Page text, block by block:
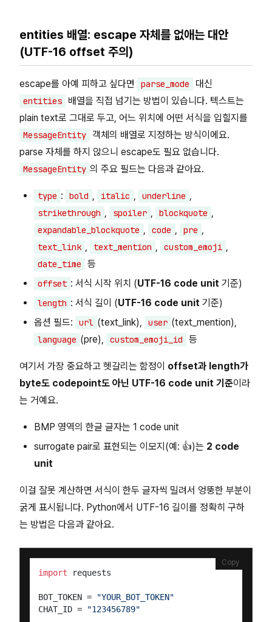
entities 배열: escape 자체를 없애는 대안
(UTF-16 offset 주의)
escape를 아예 피하고 싶다면 parse_mode 대신
entities
배열을 직접 넘기는 방법이 있습니다. 텍스트는
plain text로 그대로 두고, 어느 위치에 어떤 서식을 입힐지를
MessageEntity 객체의 배열로 지정하는 방식이에요.
parse 자체를 하지 않으니 escape도 필요 없습니다.
MessageEntity 의 주요 필드는 다음과 같아요.
type : bold , italic , underline ,
strikethrough , spoiler , blockquote ,
expandable_blockquote , code , pre ,
text_link , text_mention , custom_emoji ,
date_time 등
offset : 서식 시작 위치 (UTF-16 code unit 기준)
length : 서식 길이 (UTF-16 code unit 기준)
옵션 필드:
url (text_link), user (text_mention),
language (pre), custom_emoji_id 등
여기서 가장 중요하고 헷갈리는 함정이 offset과 length가
byte도 codepoint도 아닌 UTF-16 code unit 기준이라
는 거예요.
BMP 영역의 한글 글자는 1 code unit
surrogate pair로 표현되는 이모지(예: 👍)는 2 code
unit
이걸 잘못 계산하면 서식이 한두 글자씩 밀려서 엉뚱한 부분이
굵게 표시됩니다. Python에서 UTF-16 길이를 정확히 구하
는 방법은 다음과 같아요.
import requests
BOT_TOKEN =
"YOUR_BOT_TOKEN"
CHAT_ID =
"123456789"
Copy